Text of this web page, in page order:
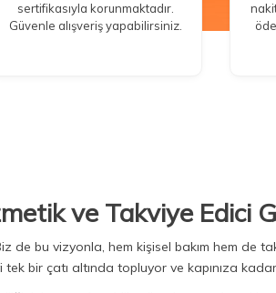
sertifikasıyla korunmaktadır.
Güvenle alışveriş yapabilirsiniz.
ve Takviye Edici
de bu vizyonla, hem kişisel bakım hem
bir çatı altında topluyor ve kapınıza